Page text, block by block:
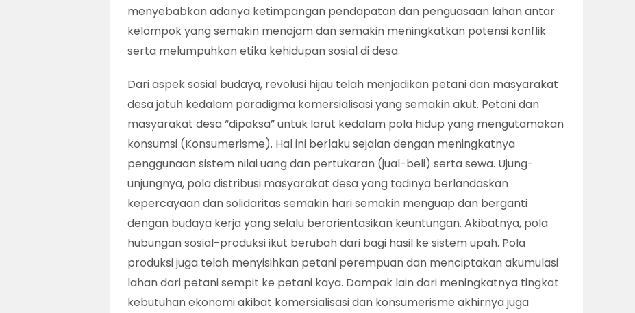
menyebabkan adanya ketimpangan pendapatan dan penguasaan lahan antar
kelompok yang semakin menajam dan semakin meningkatkan potensi konflik
serta melumpuhkan etika kehidupan sosial di desa.
Dari aspek sosial budaya, revolusi hijau telah menjadikan petani dan masyarakat
desa jatuh kedalam paradigma komersialisasi yang semakin akut. Petani dan
masyarakat desa “dipaksa” untuk larut kedalam pola hidup yang mengutamakan
konsumsi (Konsumerisme). Hal ini berlaku sejalan dengan meningkatnya
penggunaan sistem nilai uang dan pertukaran (jual-beli) serta sewa. Ujung-
unjungnya, pola distribusi masyarakat desa yang tadinya berlandaskan
kepercayaan dan solidaritas semakin hari semakin menguap dan berganti
dengan budaya kerja yang selalu berorientasikan keuntungan. Akibatnya, pola
hubungan sosial-produksi ikut berubah dari bagi hasil ke sistem upah. Pola
produksi juga telah menyisihkan petani perempuan dan menciptakan akumulasi
lahan dari petani sempit ke petani kaya. Dampak lain dari meningkatnya tingkat
kebutuhan ekonomi akibat komersialisasi dan konsumerisme akhirnya juga